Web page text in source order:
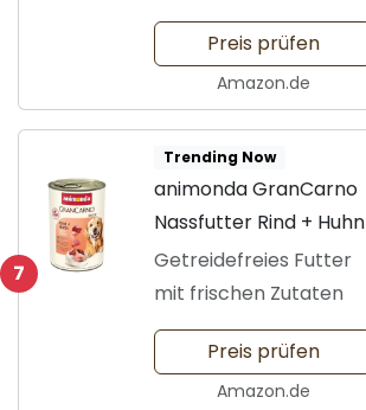
Preis prüfen
Amazon.de
7
Trending Now
animonda GranCarno
Nassfutter Rind + Huhn
Getreidefreies Futter
mit frischen Zutaten
Preis prüfen
Amazon.de